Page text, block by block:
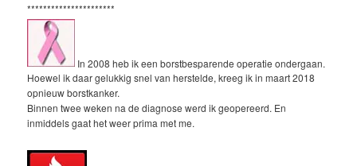
**********************
In 2008 heb ik een borstbesparende operatie ondergaan.
Hoewel ik daar gelukkig snel van herstelde, kreeg ik in maart 2018
opnieuw borstkanker.
Binnen twee weken na de diagnose werd ik geopereerd. En
inmiddels gaat het weer prima met me.